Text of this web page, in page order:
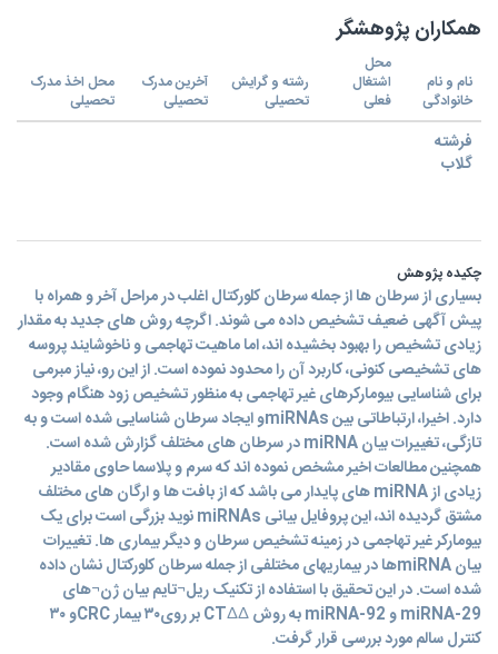
همکاران پژوهشگر
نام و نام
خانوادگی
محل
اشتغال
فعلی
رشته و گرایش
تحصیلی
آخرین مدرک
تحصیلی
محل اخذ مدرک
تحصیلی
فرشته
گلاب
چکیده پژوهش
بسیاری از سرطان ها از جمله سرطان کلورکتال اغلب در مراحل آخر و همراه با
پیش آگهی ضعیف تشخیص داده می شوند. اگرچه روش های جدید به مقدار
زیادی تشخیص را بهبود بخشیده اند، اما ماهیت تهاجمی و ناخوشایند پروسه
های تشخیصی کنونی، کاربرد آن را محدود نموده است. از این رو، نیاز مبرمی
برای شناسایی بیومارکرهای غیر تهاجمی به منظور تشخیص زود هنگام وجود
دارد. اخیرا، ارتباطاتی بین miRNAsو ایجاد سرطان شناسایی شده است و به
تازگی، تغییرات بیان miRNA در سرطان های مختلف گزارش شده است.
همچنین مطالعات اخیر مشخص نموده اند که سرم و پلاسما حاوی مقادیر
زیادی از miRNA های پایدار می باشد که از بافت ها و ارگان های مختلف
مشتق گردیده اند، این پروفایل بیانی miRNAs نوید بزرگی است برای یک
بیومارکر غیر تهاجمی در زمینه تشخیص سرطان و دیگر بیماری ها. تغییرات
بیان miRNAها در بیماریهای مختلفی از جمله سرطان کلورکتال نشان داده
شده است. در این تحقیق با استفاده از تکنیک ریل¬تایم بیان ژن¬های
miRNA-29 و miRNA-92 به روش ∆∆CT بر روی۳۰ بیمار CRCو ۳۰
کنترل سالم مورد بررسی قرار گرفت.